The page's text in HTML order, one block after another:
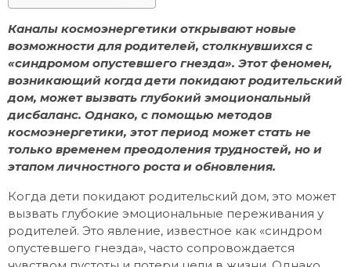
Каналы космоэнергетики открывают новые
возможности для родителей, столкнувшихся с
«синдромом опустевшего гнезда». Этот феномен,
возникающий когда дети покидают родительский
дом, может вызвать глубокий эмоциональный
дисбаланс. Однако, с помощью методов
космоэнергетики, этот период может стать не
только временем преодоления трудностей, но и
этапом личностного роста и обновления.
Когда дети покидают родительский дом, это может
вызвать глубокие эмоциональные переживания у
родителей. Это явление, известное как «синдром
опустевшего гнезда», часто сопровождается